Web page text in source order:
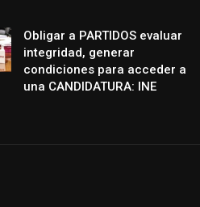
Obligar a PARTIDOS evaluar
integridad, generar
condiciones para acceder a
una CANDIDATURA: INE